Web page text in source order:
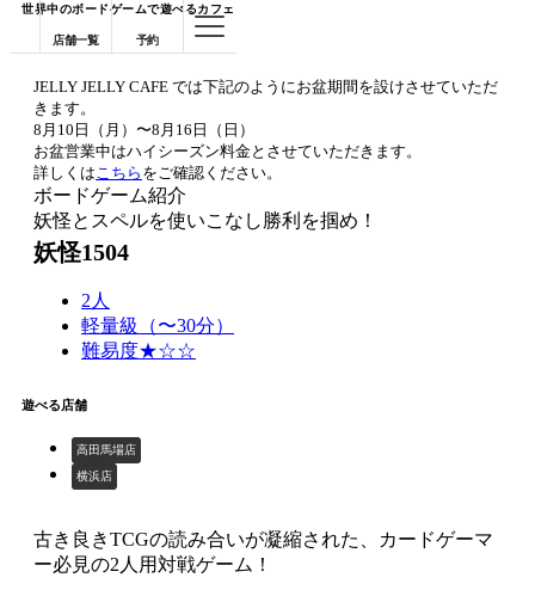
世界中のボードゲームで遊べるカフェ
店舗一覧 予約
JELLY JELLY CAFE では下記のようにお盆期間を設けさせていただ
きます。
8月10日（月）〜8月16日（日）
お盆営業中はハイシーズン料金とさせていただきます。
詳しくはこちら をご確認ください。
ボードゲーム紹介
妖怪とスペルを使いこなし勝利を掴め！
妖怪1504
2人
軽量級（〜30分）
難易度★☆☆
遊べる店舗
高田馬場店
横浜店
古き良きTCGの読み合いが凝縮された、カードゲーマ
ー必見の2人用対戦ゲーム！